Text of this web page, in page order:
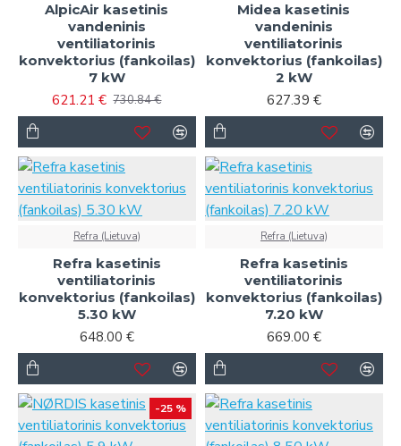
AlpicAir kasetinis
vandeninis
ventiliatorinis
konvektorius (fankoilas)
7 kW
621.21 € 730.84 €
Midea kasetinis
vandeninis
ventiliatorinis
konvektorius (fankoilas)
2 kW
627.39 €
Refra (Lietuva)
Refra kasetinis
ventiliatorinis
konvektorius (fankoilas)
5.30 kW
648.00 €
Refra (Lietuva)
Refra kasetinis
ventiliatorinis
konvektorius (fankoilas)
7.20 kW
669.00 €
-25 %